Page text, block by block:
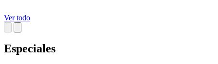
Ver todo
Especiales